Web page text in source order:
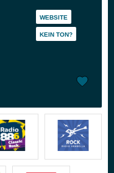
WEBSITE
KEIN TON?